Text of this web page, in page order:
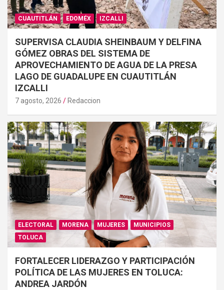
CUAUTITLÁN EDOMÉX IZCALLI
SUPERVISA CLAUDIA SHEINBAUM Y DELFINA
GÓMEZ OBRAS DEL SISTEMA DE
APROVECHAMIENTO DE AGUA DE LA PRESA
LAGO DE GUADALUPE EN CUAUTITLÁN
IZCALLI
7 agosto, 2026 Redaccion
ELECTORAL MORENA MUJERES
MUNICIPIOS
TOLUCA
FORTALECER LIDERAZGO Y PARTICIPACIÓN
POLÍTICA DE LAS MUJERES EN TOLUCA:
ANDREA JARDÓN